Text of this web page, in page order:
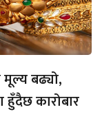
बढ्यो,
हुँदैछ कारोबार